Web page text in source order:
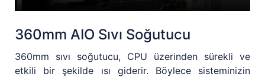
360mm AIO Sıvı Soğutucu
360mm sıvı soğutucu, CPU üzerinden sürekli ve
etkili bir şekilde ısı giderir. Böylece sisteminizin